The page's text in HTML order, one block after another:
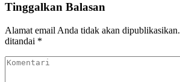
Tinggalkan Balasan
Alamat email Anda tidak akan dipublikasikan.
ditandai *
Komentari